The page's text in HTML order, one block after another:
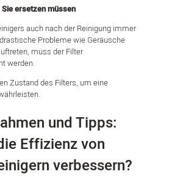
ersetzen müssen
auch nach der Reinigung immer
Probleme wie Geräusche
muss der Filter
werden.
Zustand des Filters, um eine
und Tipps:
Effizienz von
verbessern?